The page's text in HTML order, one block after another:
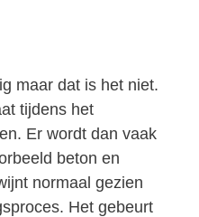
maar dat is het niet.
tijdens het
Er wordt dan vaak
beton en
normaal gezien
Het gebeurt